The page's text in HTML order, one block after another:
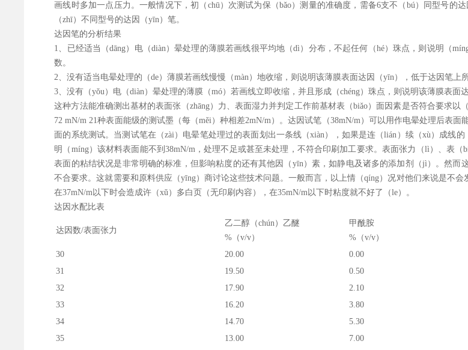
画线时多加一点压力。一般情况下，初（chū）次测试为保（bǎo）测量的准确度，需备6支不（bú）同型号的
（zhī）不同型号的达因（yīn）笔。
达因笔的分析结果
1、已经适当（dāng）电（diàn）晕处理的薄膜若画线很平均地（dì）分布，不起任何（hé）珠点，则说明（
数。
2、没有适当电晕处理的（de）薄膜若画线慢慢（màn）地收缩，则说明该薄膜表面达因（yīn），低于达因笔上
3、没有（yǒu）电（diàn）晕处理的薄膜（mó）若画线立即收缩，并且形成（chéng）珠点，则说明该薄膜表面
这种方法能准确测出基材的表面张（zhāng）力、表面湿力并判定工作前基材表（biǎo）面因素是否符合要求以
72 mN/m 21种表面能级的测试墨（每（měi）种相差2mN/m）。达因试笔（38mN/m）可以用作电晕处理后表
面的系统测试。当测试笔在（zài）电晕笔处理过的表面划出一条线（xiàn），如果是连（lián）续（xù）成线
明（míng）该材料表面能不到38mN/m，处理不足或甚至未处理，不符合印刷加工要求。表面张力（lì）、表
表面的粘结状况是非常明确的标准，但影响粘度的还有其他因（yīn）素，如静电及诸多的添加剂（jì）。然而
不合要求。这就需要和原料供应（yīng）商讨论这些技术问题。一般而言，以上情（qíng）况对他们来说是不会
在37mN/m以下时会造成许（xǔ）多白页（无印刷内容），在35mN/m以下时粘度就不好了（le）。
达因水配比表
达因数/表面张力
乙二醇（chún）乙醚
%（v/v）
甲酰胺
%（v/v）
30
20.00
0.00
31
19.50
0.50
32
17.90
2.10
33
16.20
3.80
34
14.70
5.30
35
13.00
7.00